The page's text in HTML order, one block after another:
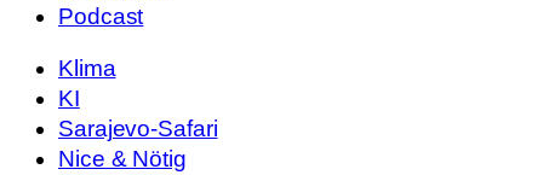
Podcast
Klima
KI
Sarajevo-Safari
Nice & Nötig